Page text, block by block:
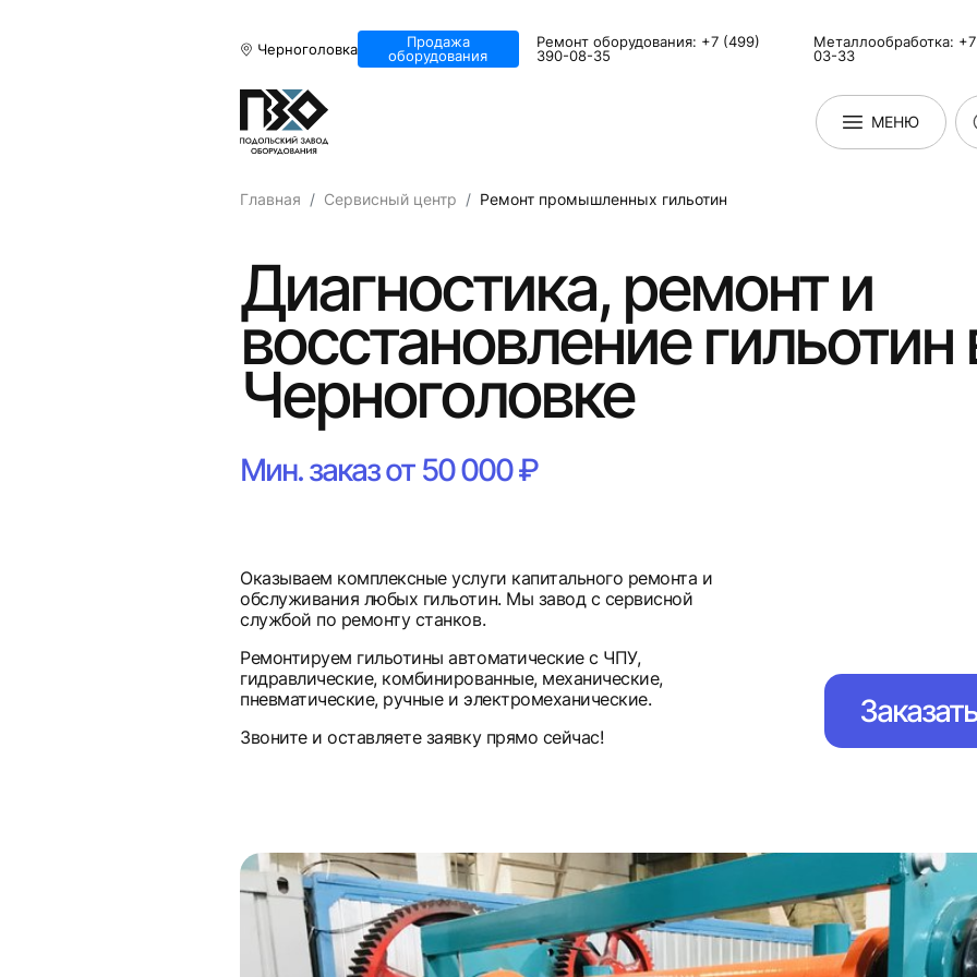
Черноголовка
Продажа
оборудования
Ремонт оборудования: +7 (499)
390-08-35
Металлообработка:
03-33
МЕНЮ
Главная Сервисный центр Ремонт промышленных гильотин
Диагностика, ремонт и
восстановление гильотин
Черноголовке
Мин. заказ от 50 000 ₽
Оказываем комплексные услуги капитального ремонта и
обслуживания любых гильотин. Мы завод с сервисной
службой по ремонту станков.
Ремонтируем гильотины автоматические с ЧПУ,
гидравлические, комбинированные, механические,
пневматические, ручные и электромеханические.
Звоните и оставляете заявку прямо сейчас!